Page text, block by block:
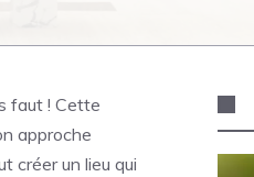
faut ! Cette
approche
créer un lieu qui